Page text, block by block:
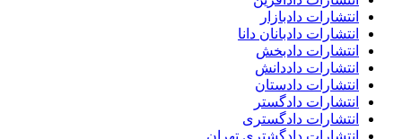
انتشارات دادبازار
انتشارات دادبانان دانا
انتشارات دادبخش
انتشارات داددانش
انتشارات دادستان
انتشارات دادگستر
انتشارات دادگستری